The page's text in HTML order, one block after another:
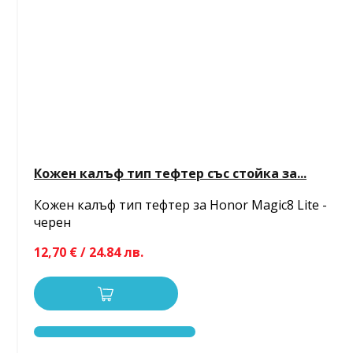
Кожен калъф тип тефтер със стойка за...
Кожен калъф тип тефтер за Honor Magic8 Lite -
черен
12,70 € / 24.84 лв.